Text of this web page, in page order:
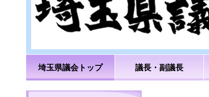
埼玉県議会トップ 議長・副議長